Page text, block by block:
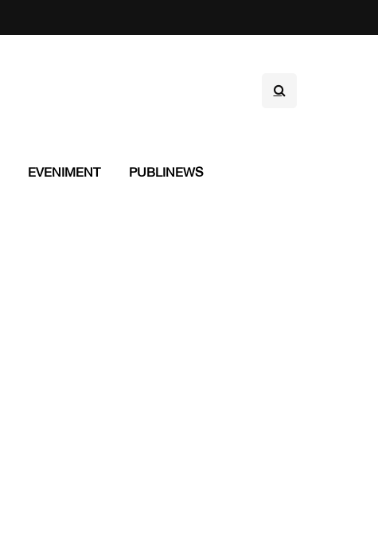
EVENIMENT PUBLINEWS